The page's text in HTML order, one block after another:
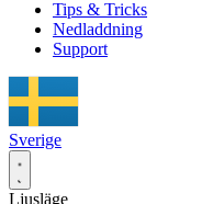
Tips & Tricks
Nedladdning
Support
Sverige
Ljusläge